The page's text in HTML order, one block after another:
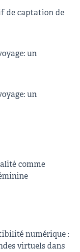
de captation de
un
un
comme
numérique :
virtuels dans